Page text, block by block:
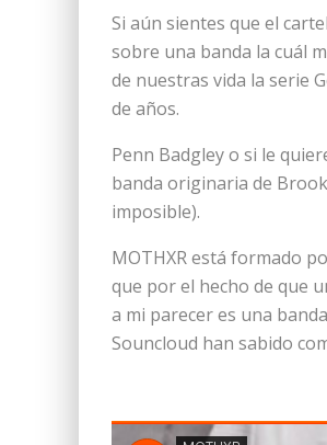
Si aún sientes que el
sobre una banda la cuál
de nuestras vida la serie
de años.
Penn Badgley o si le
banda originaria de
imposible).
MOTHXR está formado
que por el hecho de que
a mi parecer es una
Souncloud han sabido